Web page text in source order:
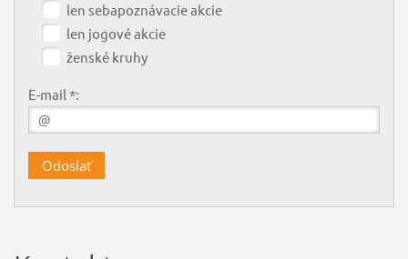
len sebapoznávacie akcie
len jogové akcie
ženské kruhy
E-mail *: